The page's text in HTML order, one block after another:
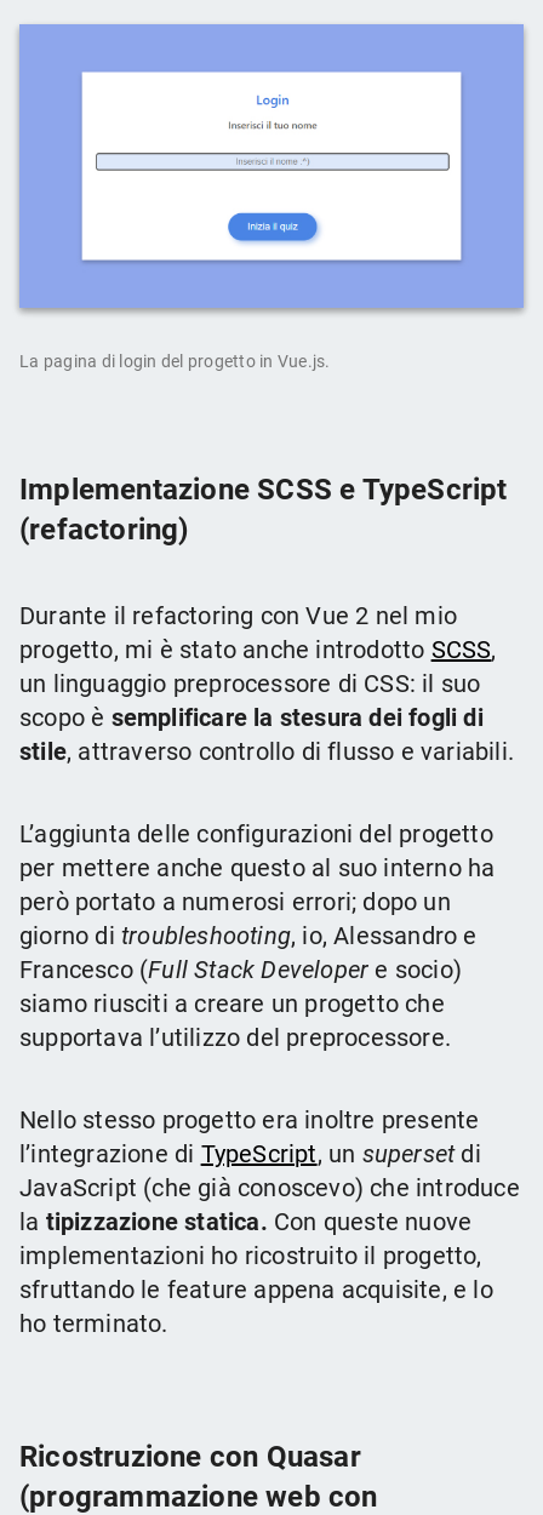
La pagina di login del progetto in Vue.js.
Implementazione SCSS e TypeScript
(refactoring)
Durante il refactoring con Vue 2 nel mio
progetto, mi è stato anche introdotto SCSS,
un linguaggio preprocessore di CSS: il suo
scopo è semplificare la stesura dei fogli di
stile, attraverso controllo di flusso e variabili.
L’aggiunta delle configurazioni del progetto
per mettere anche questo al suo interno ha
però portato a numerosi errori; dopo un
giorno di troubleshooting, io, Alessandro e
Francesco (Full Stack Developer e socio)
siamo riusciti a creare un progetto che
supportava l’utilizzo del preprocessore.
Nello stesso progetto era inoltre presente
l’integrazione di TypeScript, un supersetdi
JavaScript (che già conoscevo) che introduce
la tipizzazione statica. Con queste nuove
implementazioni ho ricostruito il progetto,
sfruttando le feature appena acquisite, e lo
ho terminato.
Ricostruzione con Quasar
(programmazione web con